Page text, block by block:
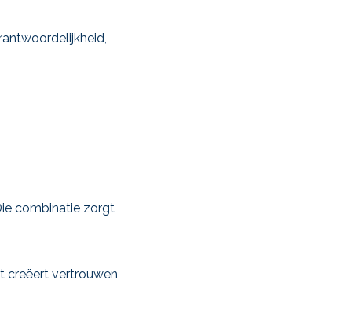
combinatie zorgt
creëert vertrouwen,